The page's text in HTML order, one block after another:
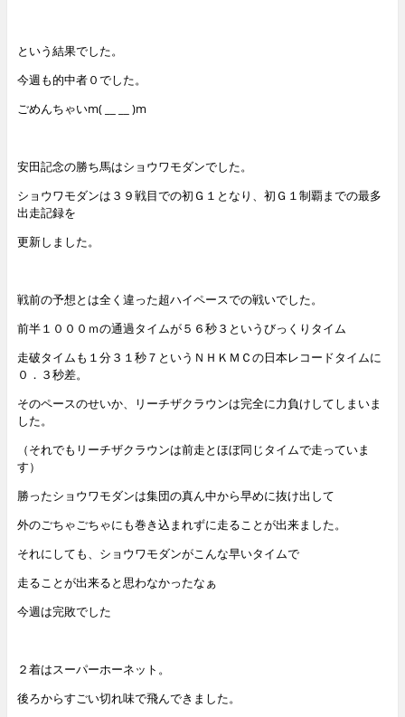
という結果でした。
今週も的中者０でした。
ごめんちゃいm( __ __ )m
安田記念の勝ち馬はショウワモダンでした。
ショウワモダンは３９戦目での初Ｇ１となり、初Ｇ１制覇までの最多
出走記録を
更新しました。
戦前の予想とは全く違った超ハイペースでの戦いでした。
前半１０００ｍの通過タイムが５６秒３というびっくりタイム
走破タイムも１分３１秒７というＮＨＫＭＣの日本レコードタイムに
０．３秒差。
そのペースのせいか、リーチザクラウンは完全に力負けしてしまいま
した。
（それでもリーチザクラウンは前走とほぼ同じタイムで走っていま
す）
勝ったショウワモダンは集団の真ん中から早めに抜け出して
外のごちゃごちゃにも巻き込まれずに走ることが出来ました。
それにしても、ショウワモダンがこんな早いタイムで
走ることが出来ると思わなかったなぁ
今週は完敗でした
２着はスーパーホーネット。
後ろからすごい切れ味で飛んできました。